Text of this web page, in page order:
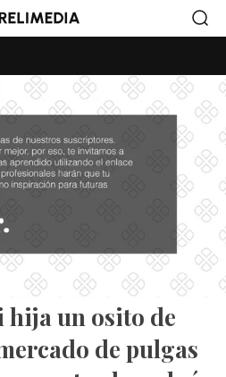
hija un osito de
de pulgas